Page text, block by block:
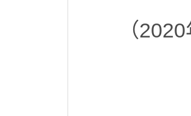
（